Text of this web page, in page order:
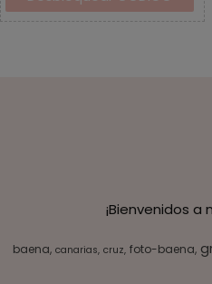
¡Bienvenidos
baena canarias cruz foto-baena